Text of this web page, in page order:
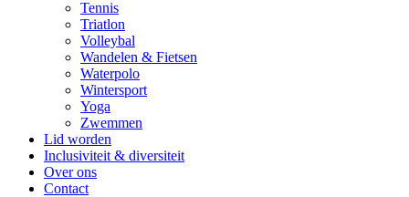
Tennis
Triatlon
Volleybal
Wandelen & Fietsen
Waterpolo
Wintersport
Yoga
Zwemmen
Lid worden
Inclusiviteit & diversiteit
Over ons
Contact